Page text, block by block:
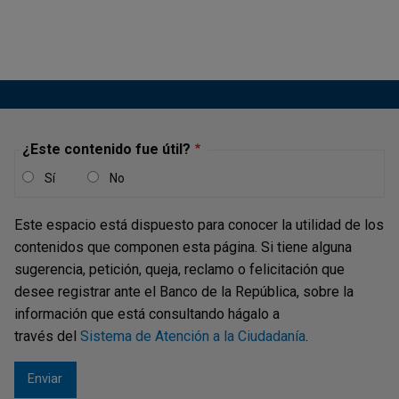
Cartagena: impacto en la producción y
balance comercial del país
Desde finales de 2013 la producción industrial de
refinados del petróleo se ha reducido como resultado,
Refinería de Cartagena, S. A. (Reficar). Según los informes
trimestrales de Ecopetrol, la disminución del factor de
utilización de Reficar...
servicios no factoriales en Colombia
¿Este contenido fue útil?
Sí No
Este espacio está dispuesto para conocer la utilidad de los
contenidos que componen esta página. Si tiene alguna
sugerencia, petición, queja, reclamo o felicitación que
desee registrar ante el Banco de la República, sobre la
información que está consultando hágalo a
través del Sistema de Atención a la Ciudadanía.